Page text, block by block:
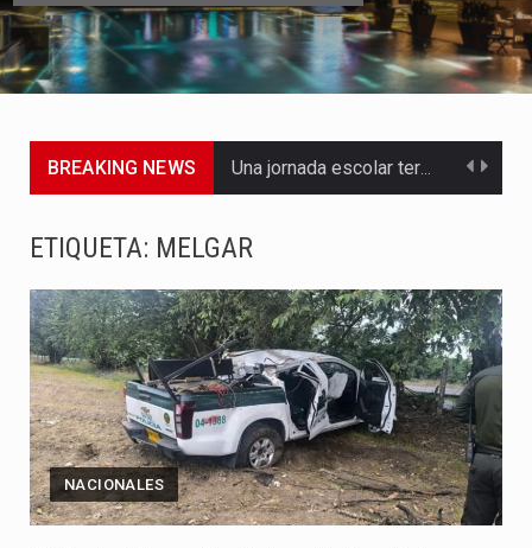
BREAKING NEWS Una jornada escolar terminó en tragedia este viernes 7 de…
Abelardo de la Espriella asumió este viernes 7 de agosto…
La llegada de Álvaro Uribe Vélez a la ceremonia de…
Con una salva de 21 cañonazos se cumplieron los honores…
El presidente electo Abelardo de la Espriella aseguró que durante…
ETIQUETA: MELGAR
NACIONALES